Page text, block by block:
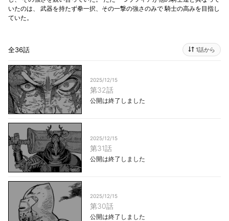
いたのは、 武器を持たず拳一択、その一撃の強さのみで 騎士の高みを目指し
ていた。
全36話 1話から
2025/12/15
第32話
公開は終了しました
2025/12/15
第31話
公開は終了しました
2025/12/15
第30話
公開は終了しました